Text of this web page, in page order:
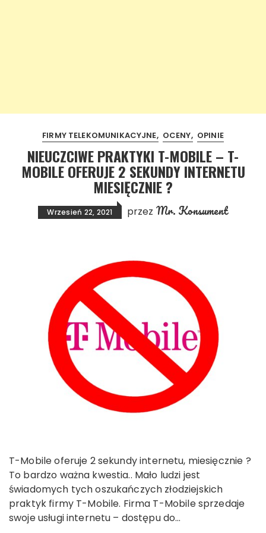
FIRMY TELEKOMUNIKACYJNE OCENY OPINIE
NIEUCZCIWE PRAKTYKI T-MOBILE – T-
MOBILE OFERUJE 2 SEKUNDY INTERNETU
MIESIĘCZNIE ?
Wrzesień 22, 2021 przez Mr. Konsument
T-Mobile oferuje 2 sekundy internetu, miesięcznie ?
To bardzo ważna kwestia.. Mało ludzi jest
świadomych tych oszukańczych złodziejskich
praktyk firmy T-Mobile. Firma T-Mobile sprzedaje
swoje usługi internetu – dostępu do…